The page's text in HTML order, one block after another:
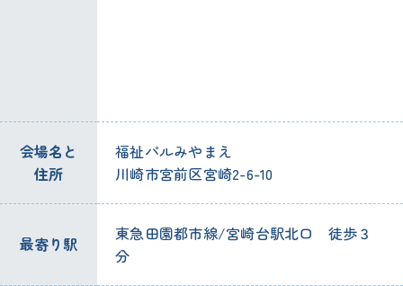
会場名と
住所
福祉パルみやまえ
川崎市宮前区宮崎2-6-10
最寄り駅
東急田園都市線/宮崎台駅北口 徒歩３
分